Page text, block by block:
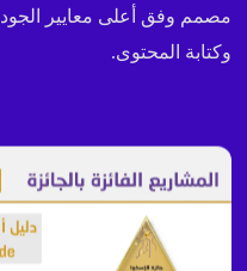
مصمم وفق أعلى معايير
وكتابة المحتوى.